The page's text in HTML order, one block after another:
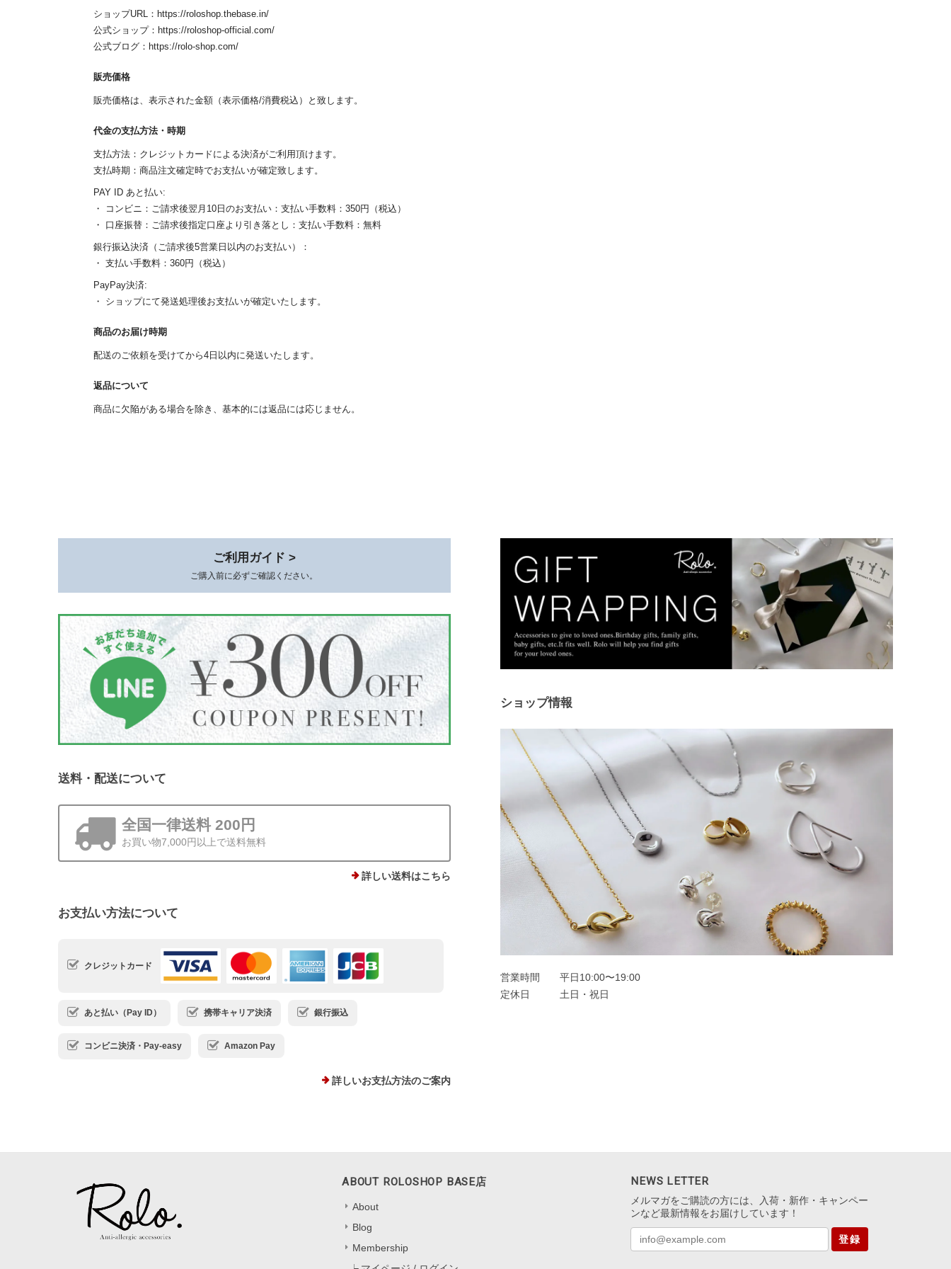
ショップURL：https://roloshop.thebase.in/
公式ショップ：https://roloshop-official.com/
公式ブログ：https://rolo-shop.com/
販売価格
販売価格は、表示された金額（表示価格/消費税込）と致します。
代金の支払方法・時期
支払方法：クレジットカードによる決済がご利用頂けます。
支払時期：商品注文確定時でお支払いが確定致します。
PAY ID あと払い:
・ コンビニ：ご請求後翌月10日のお支払い：支払い手数料：350円（税込）
・ 口座振替：ご請求後指定口座より引き落とし：支払い手数料：無料
銀行振込決済（ご請求後5営業日以内のお支払い）：
・ 支払い手数料：360円（税込）
PayPay決済:
・ ショップにて発送処理後お支払いが確定いたします。
商品のお届け時期
配送のご依頼を受けてから4日以内に発送いたします。
返品について
商品に欠陥がある場合を除き、基本的には返品には応じません。
ご利用ガイド >
ご購入前に必ずご確認ください。
送料・配送について
全国一律送料 200円
お買い物7,000円以上で送料無料
詳しい送料はこちら
お支払い方法について
クレジットカード
あと払い（Pay ID） 携帯キャリア決済 銀行振込
コンビニ決済・Pay-easy Amazon Pay
詳しいお支払方法のご案内
ショップ情報
営業時間
平日10:00〜19:00
定休日
土日・祝日
ABOUT ROLOSHOP BASE店
About
Blog
Membership
NEWS LETTER
メルマガをご購読の方には、入荷・新作・キャンペー
ンなど最新情報をお届けしています！
登録